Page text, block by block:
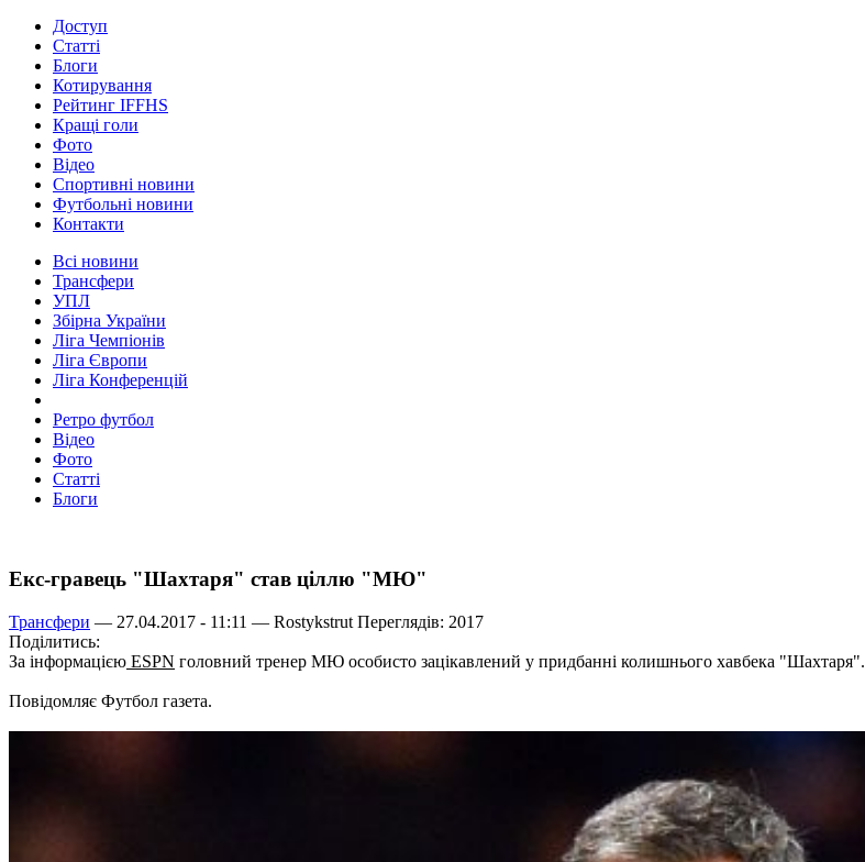
Доступ
Статті
Блоги
Котирування
Рейтинг IFFHS
Кращі голи
Фото
Відео
Спортивні новини
Футбольні новини
Контакти
Всі новини
Трансфери
УПЛ
Збірна України
Ліга Чемпіонів
Ліга Європи
Ліга Конференцій
Ретро футбол
Відео
Фото
Статті
Блоги
Екс-гравець "Шахтаря" став ціллю "МЮ"
Трансфери — 27.04.2017 - 11:11 — Rostykstrut Переглядів: 2017
Поділитись:
За інформацією ESPN головний тренер МЮ особисто зацікавлений у придбанні колишнього хавбека "Шахтаря".
Повідомляє Футбол газета.